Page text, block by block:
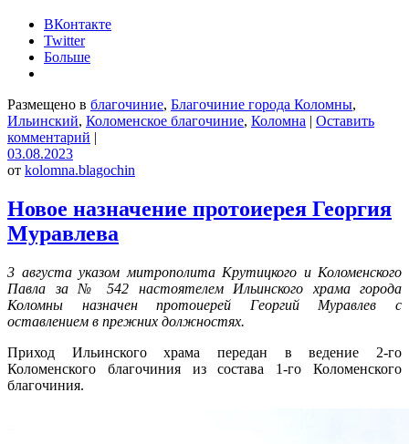
ВКонтакте
Twitter
Больше
Размещено в благочиние, Благочиние города Коломны,
Ильинский, Коломенское благочиние, Коломна | Оставить
комментарий |
03.08.2023
от kolomna.blagochin
Новое назначение протоиерея Георгия
Муравлева
3 августа указом митрополита Крутицкого и Коломенского
Павла за № 542 настоятелем Ильинского храма города
Коломны назначен протоиерей Георгий Муравлев с
оставлением в прежних должностях.
Приход Ильинского храма передан в ведение 2-го
Коломенского благочиния из состава 1-го Коломенского
благочиния.